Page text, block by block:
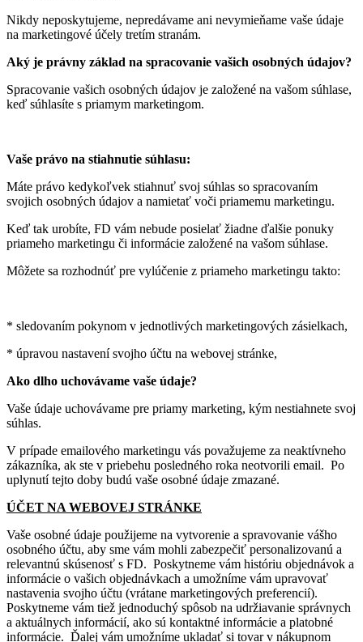
Nikdy neposkytujeme, nepredávame ani nevymieňame vaše údaje
na marketingové účely tretím stranám.
Aký je právny základ na spracovanie vašich osobných údajov?
Spracovanie vašich osobných údajov je založené na vašom súhlase,
keď súhlasíte s priamym marketingom.
Vaše právo na stiahnutie súhlasu:
Máte právo kedykoľvek stiahnuť svoj súhlas so spracovaním
svojich osobných údajov a namietať voči priamemu marketingu.
Keď tak urobíte, FD vám nebude posielať žiadne ďalšie ponuky
priameho marketingu či informácie založené na vašom súhlase.
Môžete sa rozhodnúť pre vylúčenie z priameho marketingu takto:
* sledovaním pokynom v jednotlivých marketingových zásielkach,
* úpravou nastavení svojho účtu na webovej stránke,
Ako dlho uchovávame vaše údaje?
Vaše údaje uchovávame pre priamy marketing, kým nestiahnete svoj
súhlas.
V prípade emailového marketingu vás považujeme za neaktívneho
zákazníka, ak ste v priebehu posledného roka neotvorili email. Po
uplynutí tejto doby budú vaše osobné údaje zmazané.
ÚČET NA WEBOVEJ STRÁNKE
Vaše osobné údaje použijeme na vytvorenie a spravovanie vášho
osobného účtu, aby sme vám mohli zabezpečiť personalizovanú a
relevantnú skúsenosť s FD. Poskytneme vám históriu objednávok a
informácie o vašich objednávkach a umožníme vám upravovať
nastavenia svojho účtu (vrátane marketingových preferencií).
Poskytneme vám tiež jednoduchý spôsob na udržiavanie správnych
a aktuálnych informácií, ako sú kontaktné informácie a platobné
informácie. Ďalej vám umožníme ukladať si tovar v nákupnom